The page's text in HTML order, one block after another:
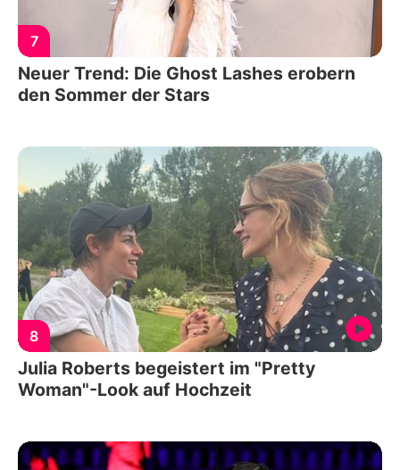
7
Neuer Trend: Die Ghost Lashes erobern
den Sommer der Stars
8
Julia Roberts begeistert im "Pretty
Woman"-Look auf Hochzeit